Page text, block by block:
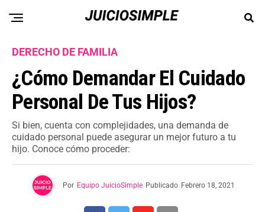
DERECHO DE FAMILIA
¿Cómo Demandar El Cuidado
Personal De Tus Hijos?
Si bien, cuenta con complejidades, una demanda de
cuidado personal puede asegurar un mejor futuro a tu
hijo. Conoce cómo proceder:
Por Equipo JuicioSimple Publicado Febrero 18, 2021